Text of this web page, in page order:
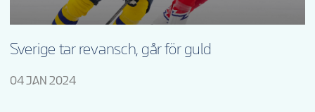
Sverige tar revansch, går för guld
04 JAN 2024